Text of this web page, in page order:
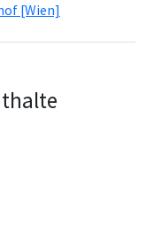
[Wien]